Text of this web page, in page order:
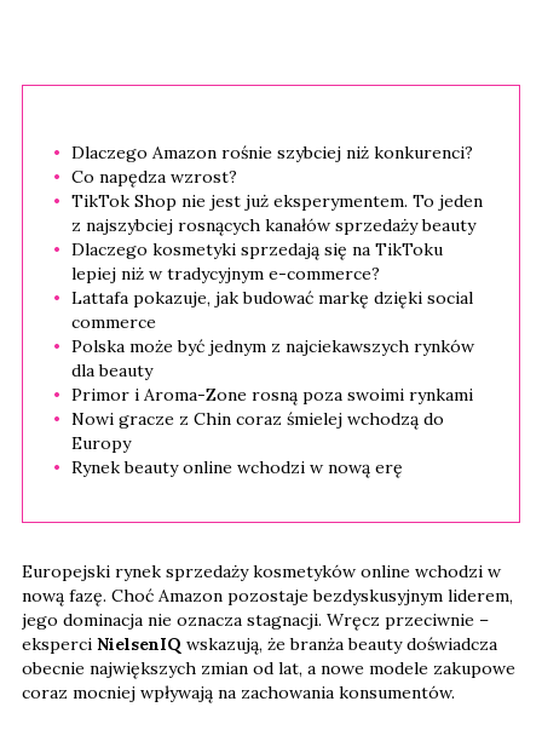
Dlaczego Amazon rośnie szybciej niż konkurenci?
Co napędza wzrost?
TikTok Shop nie jest już eksperymentem. To jeden
z najszybciej rosnących kanałów sprzedaży beauty
Dlaczego kosmetyki sprzedają się na TikToku
lepiej niż w tradycyjnym e-commerce?
Lattafa pokazuje, jak budować markę dzięki social
commerce
Polska może być jednym z najciekawszych rynków
dla beauty
Primor i Aroma-Zone rosną poza swoimi rynkami
Nowi gracze z Chin coraz śmielej wchodzą do
Europy
Rynek beauty online wchodzi w nową erę
Europejski rynek sprzedaży kosmetyków online wchodzi w
nową fazę. Choć Amazon pozostaje bezdyskusyjnym liderem,
jego dominacja nie oznacza stagnacji. Wręcz przeciwnie –
eksperci NielsenIQ wskazują, że branża beauty doświadcza
obecnie największych zmian od lat, a nowe modele zakupowe
coraz mocniej wpływają na zachowania konsumentów.